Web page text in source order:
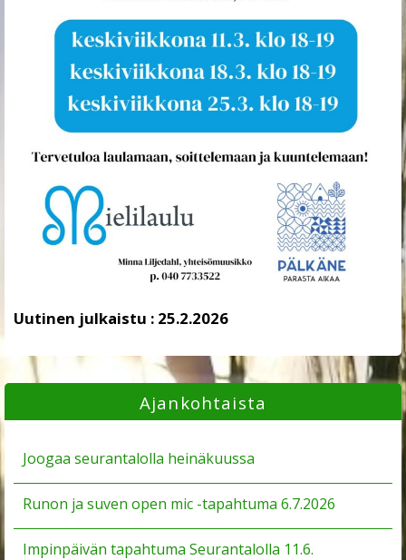
Uutinen julkaistu : 25.2.2026
Ajankohtaista
Joogaa seurantalolla heinäkuussa
Runon ja suven open mic -tapahtuma 6.7.2026
Impinpäivän tapahtuma Seurantalolla 11.6.